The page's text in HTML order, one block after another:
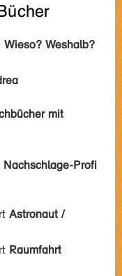
Wieso? Weshalb?
mit
Nachschlage-Profi
Astronaut /
Raumfahrt